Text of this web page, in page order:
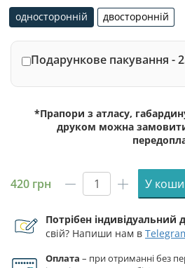
односторонній
односторонній
двосторонній
Подарункове пакування -
*Прапори з атласу,
друком можна
420 грн
Прапор
72
ОМБр
У
Потрібен індивідуальний
свій? Напиши нам в
Оплата – при отриманні без